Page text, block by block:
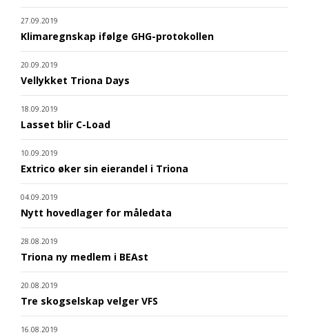
27.09.2019
Klimaregnskap ifølge GHG-protokollen
20.09.2019
Vellykket Triona Days
18.09.2019
Lasset blir C-Load
10.09.2019
Extrico øker sin eierandel i Triona
04.09.2019
Nytt hovedlager for måledata
28.08.2019
Triona ny medlem i BEAst
20.08.2019
Tre skogselskap velger VFS
16.08.2019